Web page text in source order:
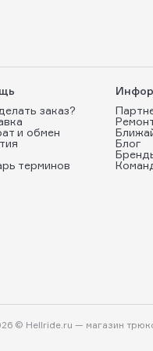
заказ?
и обмен
терминов
Блог
© Hellride.ru — магазин